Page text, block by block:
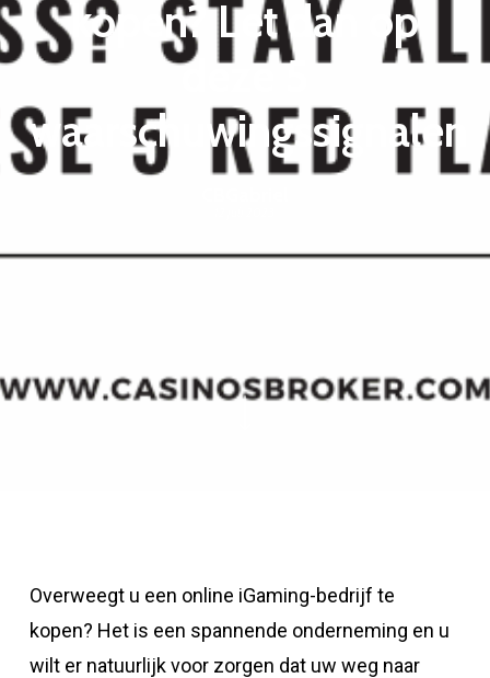
kopen? Let dan op
deze 5
waarschuwingssignalen
Overweegt u een online iGaming-bedrijf te
kopen? Het is een spannende onderneming en u
wilt er natuurlijk voor zorgen dat uw weg naar